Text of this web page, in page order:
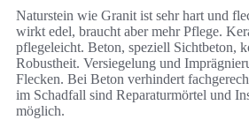
Naturstein wie Granit ist sehr hart und
wirkt edel, braucht aber mehr Pflege.
pflegeleicht. Beton, speziell Sichtbeton,
Robustheit. Versiegelung und
Flecken. Bei Beton verhindert
im Schadfall sind Reparaturmörtel und
möglich.